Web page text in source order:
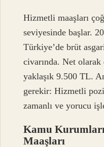
Hizmetli maaşları
seviyesinde başlar.
Türkiye’de brüt
civarında. Net
yaklaşık 9.500 TL.
gerekir: Hizmetli
zamanlı ve yorucu
Kamu
Maaşları